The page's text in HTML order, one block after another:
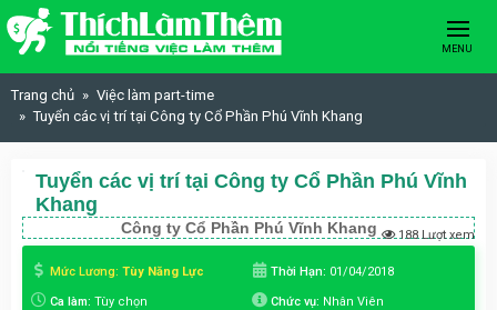
Skip to content
MENU
Trang chủ
Việc làm part-time
Tuyển các vị trí tại Công ty Cổ Phần Phú Vĩnh Khang
Tuyển các vị trí tại Công ty Cổ Phần Phú Vĩnh
Khang
Công ty Cổ Phần Phú Vĩnh Khang 188 Lượt xem
Mức Lương: Tùy Năng Lực Thời Hạn: 01/04/2018
Ca làm: Tùy chọn Chức vụ: Nhân Viên